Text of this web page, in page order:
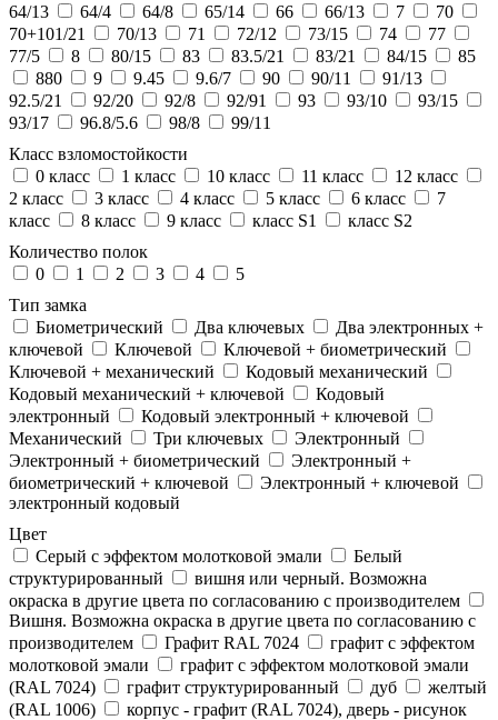
64/13
64/4 64/8 65/14 66 66/13 7
70
70+101/21
70/13 71 72/12 73/15 74
77
77/5
8 80/15 83 83.5/21 83/21 84/15
85
880
9 9.45 9.6/7 90 90/11
91/13
92.5/21
92/20 92/8 92/91 93 93/10
93/15
93/17
96.8/5.6 98/8
99/11
Класс взломостойкости
0 класс
1 класс 10 класс 11 класс
12 класс
2 класс
3 класс 4 класс 5 класс 6 класс
7
класс
8 класс 9 класс класс S1
класс S2
Количество полок
0
1 2 3 4
5
Тип замка
Биометрический
Два ключевых
Два электронныx +
ключевой
Ключевой
Ключевой + биометрический
Ключевой + механический
Кодовый механический
Кодовый механический + ключевой
Кодовый
электронный
Кодовый электронный + ключевой
Механический
Три ключевых
Электронный
Электронный + биометрический
Электронный +
биометрический + ключевой
Электронный + ключевой
электронный кодовый
Цвет
Cерый с эффектом молотковой эмали
Белый
структурированный
вишня или черный. Возможна
окраска в другие цвета по согласованию с производителем
Вишня. Возможна окраска в другие цвета по согласованию с
производителем
Графит RAL 7024
графит с эффектом
молотковой эмали
графит с эффектом молотковой эмали
(RAL 7024)
графит структурированный дуб
желтый
(RAL 1006)
корпус - графит (RAL 7024), дверь - рисунок